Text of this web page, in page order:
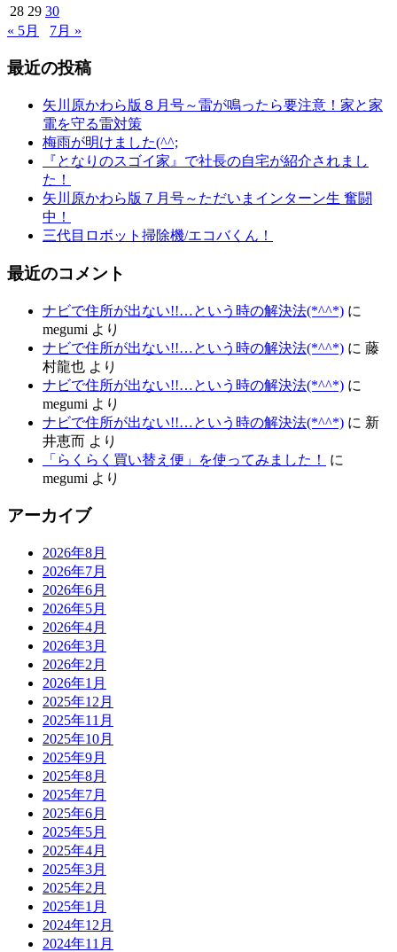
28 29 30
« 5月
7月 »
最近の投稿
矢川原かわら版８月号～雷が鳴ったら要注意！家と家
電を守る雷対策
梅雨が明けました(^^;
『となりのスゴイ家』で社長の自宅が紹介されまし
た！
矢川原かわら版７月号～ただいまインターン生 奮闘
中！
三代目ロボット掃除機/エコバくん！
最近のコメント
ナビで住所が出ない!!…という時の解決法(*^^*) に
megumi より
ナビで住所が出ない!!…という時の解決法(*^^*) に 藤
村龍也 より
ナビで住所が出ない!!…という時の解決法(*^^*) に
megumi より
ナビで住所が出ない!!…という時の解決法(*^^*) に 新
井恵而 より
「らくらく買い替え便」を使ってみました！
に
megumi より
アーカイブ
2026年8月
2026年7月
2026年6月
2026年5月
2026年4月
2026年3月
2026年2月
2026年1月
2025年12月
2025年11月
2025年10月
2025年9月
2025年8月
2025年7月
2025年6月
2025年5月
2025年4月
2025年3月
2025年2月
2025年1月
2024年12月
2024年11月